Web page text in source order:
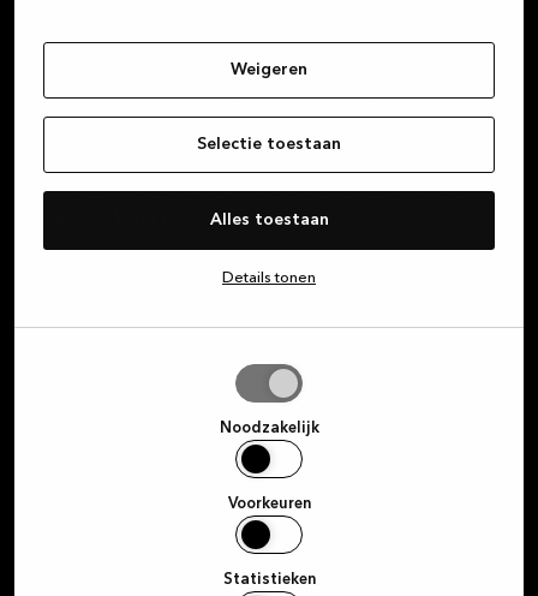
Weigeren
Selectie toestaan
Alles toestaan
Details tonen
Noodzakelijk
Voorkeuren
Statistieken
garderobe koopt, wij zijn je vertrouwde partner voor
hoogwaardige Deense designproducten van
duurzame materialen. Wij streven er altijd naar om
uitstekende klantenservice te bieden, vanaf het
totdat je nieuwe keuken, badkamer of garderobe
Inloggen op MyKvik